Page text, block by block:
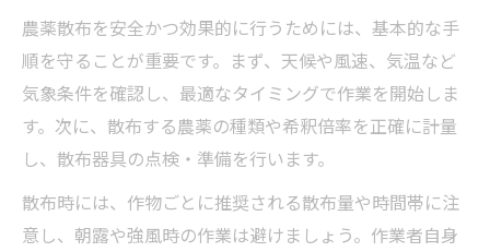
雨や朝露と農薬散布の最適時間帯ガイド
農薬散布は雨や朝露の影響をどう考えるか
農薬散布と雨天時の適切な時間帯選び
農薬散布で朝露を避ける重要ポイント解説
農薬散布の最適時間と気象条件チェック法
農薬散布の効果を高めるタイミングと注意
農薬散布を安全かつ効果的に行うためには、基本的な手
順を守ることが重要です。まず、天候や風速、気温など
気象条件を確認し、最適なタイミングで作業を開始しま
す。次に、散布する農薬の種類や希釈倍率を正確に計量
し、散布器具の点検・準備を行います。
散布時には、作物ごとに推奨される散布量や時間帯に注
意し、朝露や強風時の作業は避けましょう。作業者自身